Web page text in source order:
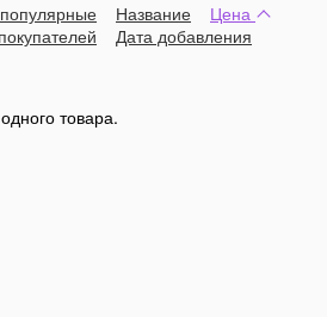
Название
Цена
Дата добавления
товара.